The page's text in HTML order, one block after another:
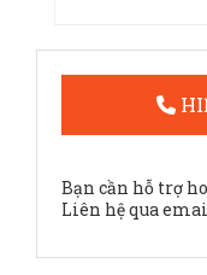
Bạn cần hỗ trợ
Liên hệ qua